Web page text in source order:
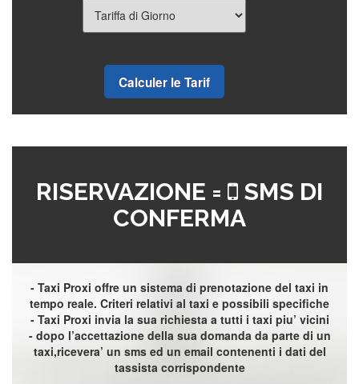
Calculer le Tarif
RISERVAZIONE =
SMS DI
CONFERMA
- Taxi Proxi offre un sistema di prenotazione del taxi in
tempo reale. Criteri relativi al taxi e possibili specifiche
- Taxi Proxi invia la sua richiesta a tutti i taxi piu’ vicini
- dopo l’accettazione della sua domanda da parte di un
taxi,ricevera’ un sms ed un email contenenti i dati del
tassista corrispondente